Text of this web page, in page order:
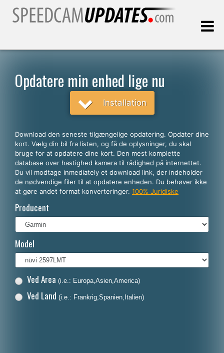
Dansk
English
Español
Deutsch
Italiano
Nederlands
Opdatere min enhed lige nu
Installation
Download den seneste tilgængelige opdatering. Opdater dine
kort. Vælg din bil fra listen, og få de oplysninger, du skal
bruge for at opdatere dine kort. Den mest komplette
database over hastighed kamera til rådighed på internettet.
Du vil modtage inmediately et download link, der indeholder
de nødvendige filer til at opdatere enheden. Du behøver ikke
at gøre andet format konverteringer. 100% Juridiske
Producent
Model
Ved Area (i.e.: Europa,Asien,America)
Ved Land (i.e.: Frankrig,Spanien,Italien)